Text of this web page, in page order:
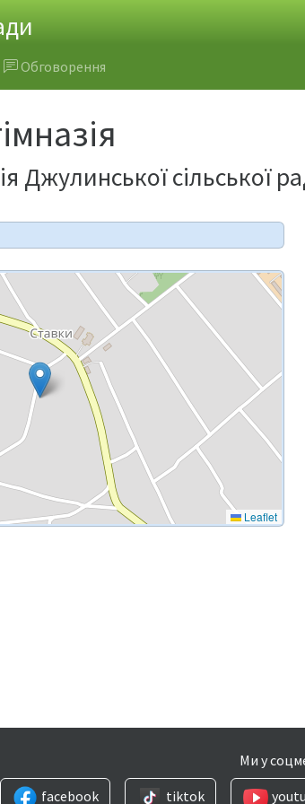
Обговорення
Джулинської сільської
Leaflet
Ми у
facebook
tiktok